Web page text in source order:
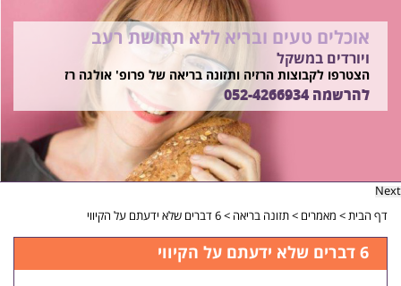
להיות מוכנות לקיץ הזה ולזה שאחריו!
בשיטת ד"ר אולגה רז
רוצים ללמוד איך?
התקשרו 052-4266934
אוכלים טעים ובריא ללא תחושת רעב
ויורדים במשקל
הצטרפו לקבוצות הרזיה ותזונה בריאה של פרופ' אולגה רז
להרשמה052-4266934
Next
דף הבית> מאמרים >תזונה בריאה >6 דברים שלא ידעתם על הקיווי
6 דברים שלא ידעתם על הקיווי